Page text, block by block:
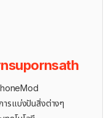
ารแบ่งปันสิ่งต่างๆ